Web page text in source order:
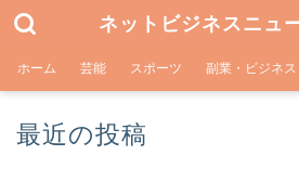
ネットビジネスニュ
ホーム 芸能 スポーツ 副業・ビジネス
最近の投稿